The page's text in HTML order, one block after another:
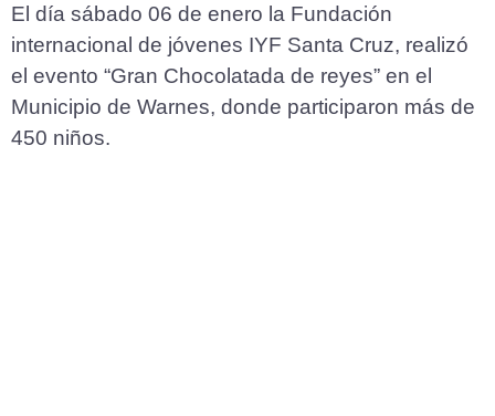
El día sábado 06 de enero la Fundación
internacional de jóvenes IYF Santa Cruz, realizó
el evento “Gran Chocolatada de reyes” en el
Municipio de Warnes, donde participaron más de
450 niños.